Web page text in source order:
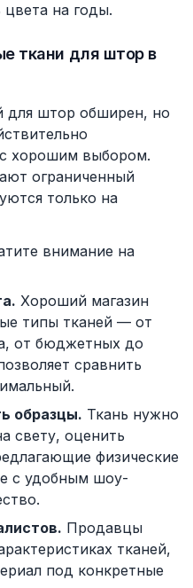
на годы.
ткани для штор в
для штор обширен, но
хорошим выбором.
ограниченный
только на
внимание на
Хороший магазин
типы тканей — от
от бюджетных до
сравнить
образцы. Ткань нужно
свету, оценить
физические
с удобным шоу-
Продавцы
тканей,
под конкретные